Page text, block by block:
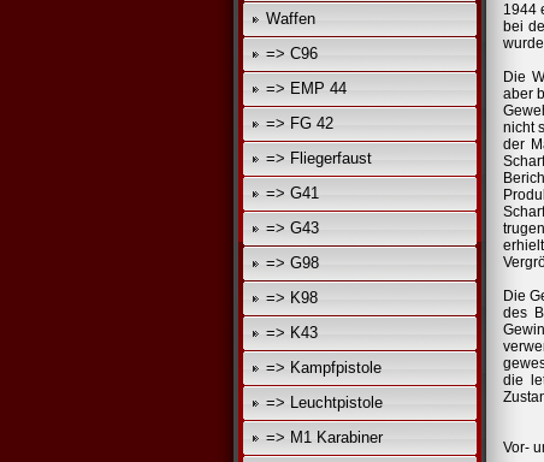
Waffen
=> C96
=> EMP 44
=> FG 42
=> Fliegerfaust
=> G41
=> G43
=> G98
=> K98
=> K43
=> Kampfpistole
=> Leuchtpistole
=> M1 Karabiner
1944
bei
Die
aber
nicht
der
Die
des
die
Vor-